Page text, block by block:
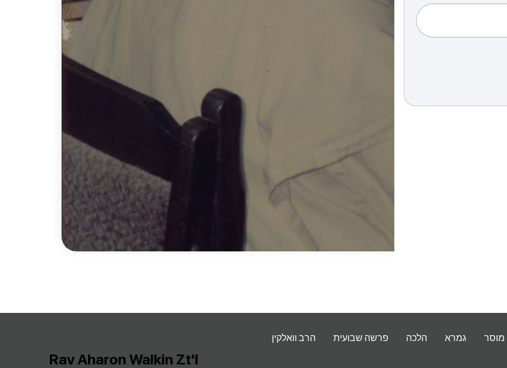
הרב וואלקין פרשה שבועית הלכה גמרא מוסר
Rav Aharon Walkin Zt'l